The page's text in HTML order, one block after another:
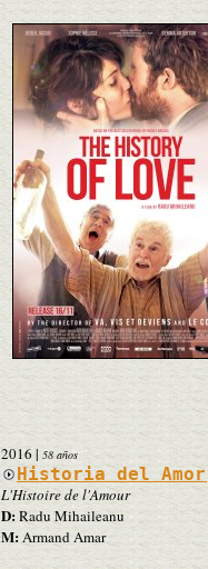
2016 | 58 años
Historia del
L'Histoire de l'Amour
D:Radu Mihaileanu
M:Armand Amar